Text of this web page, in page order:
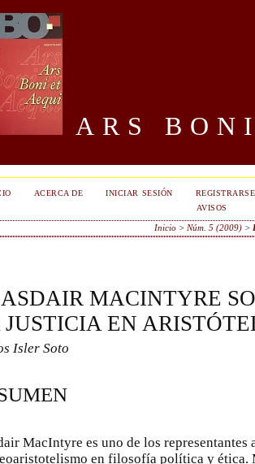
ARS
ACERCA DE INICIAR SESIÓN
REGISTRARSE
AVISOS
Inicio > Núm. 5 (2009) >
MACINTYRE
EN
Isler Soto
MacIntyre es uno de los representantes
en filosofía política y ética.